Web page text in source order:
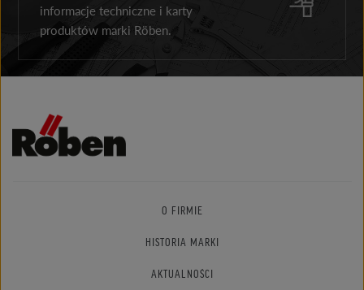
informacje techniczne i karty
produktów marki Röben.
O FIRMIE
HISTORIA MARKI
AKTUALNOŚCI